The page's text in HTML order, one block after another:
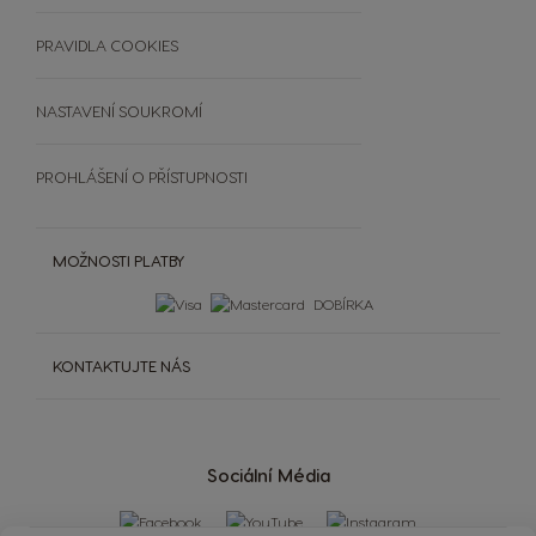
Extra Space
Sociální Média
MOŽNOSTI PLATBY
DOBÍRKA
KONTAKTUJTE NÁS
PRAVIDLA COOKIES
NASTAVENÍ SOUKROMÍ
PROHLÁŠENÍ O PŘÍSTUPNOSTI